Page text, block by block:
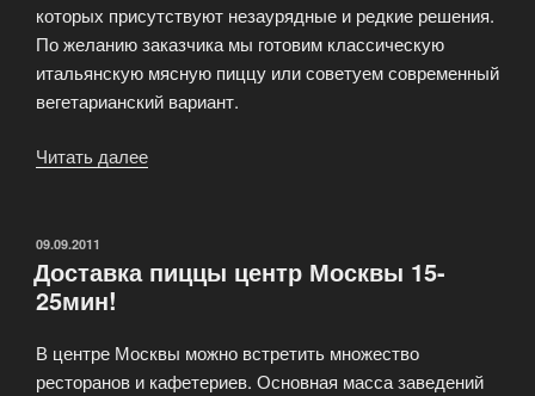
которых присутствуют незаурядные и редкие решения.
По желанию заказчика мы готовим классическую
итальянскую мясную пиццу или советуем современный
вегетарианский вариант.
Читать далее
ОПУБЛИКОВАНО
09.09.2011
Доставка пиццы центр Москвы 15-
25мин!
В центре Москвы можно встретить множество
ресторанов и кафетериев. Основная масса заведений